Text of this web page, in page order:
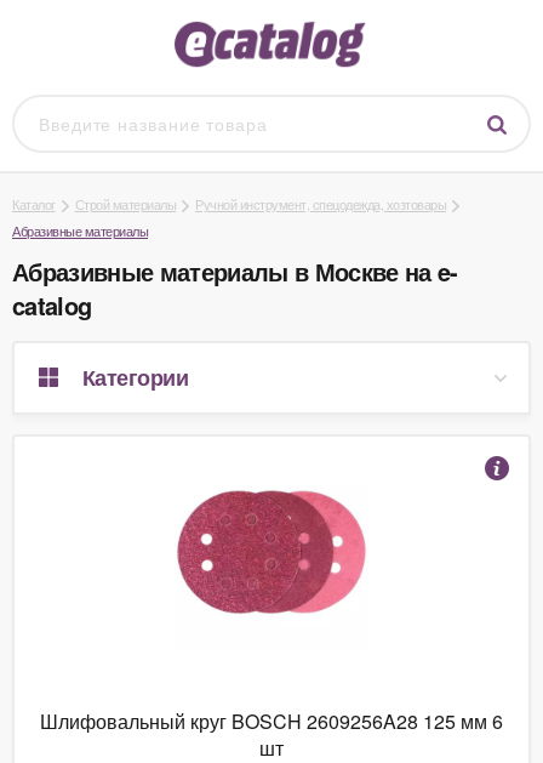
Каталог Строй материалы
Ручной инструмент, спецодежда, хозтовары
Абразивные материалы
Абразивные материалы в Москве на e-
catalog
Категории
Шлифовальный круг BOSCH 2609256A28 125 мм 6
шт